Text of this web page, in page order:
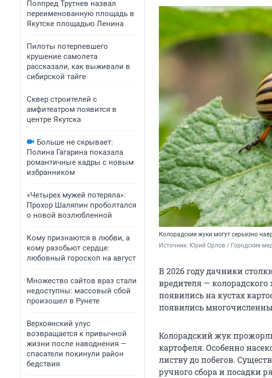
Полпред Трутнев назвал
переименованную площадь в
Якутске площадью Ленина
Пилоты потерпевшего
крушение самолета
рассказали, как выживали в
сибирской тайге
Сквер строителей с
амфитеатром появится в
центре Якутска
Больше не скрывает:
Полина Гагарина показала
романтичные кадры с новым
избранником
«Четырех мужей потеряла»:
Прохор Шаляпин проболтался
о новой возлюбленной
Кому признаются в любви, а
кому разобьют сердце:
любовный гороскоп на август
Множество сайтов враз стали
недоступны: массовый сбой
произошел в Рунете
Верхоянский улус
возвращается к привычной
жизни после наводнения —
спасатели покинули район
бедствия
Колорадские жуки могут серьезно
Источник: Юрий Орлов / Городские
В 2026 году дачники
вредителя —
появились на кустах
появились
Колорадский жук
картофеля. Особенно
листву до побегов.
ручного сбора и посадки